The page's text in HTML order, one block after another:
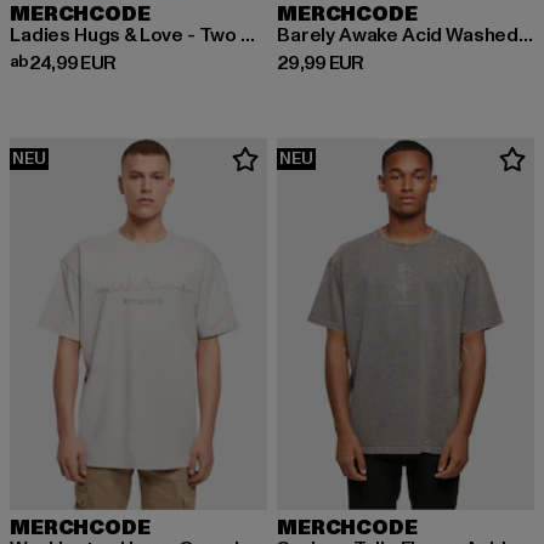
MERCHCODE
Ladies Hugs & Love - Two Hearts
ab24,99 EUR
Derzeitiger Preis: ab 24,99 EUR
MERCHCODE
Barely Awake Acid Washed Heavy Oversized Tee
29,99 EUR
Derzeitiger Preis: 29,99 EUR
NEU
MERCHCODE
NEU
MERCHCODE